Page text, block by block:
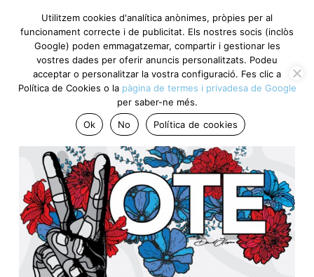
Utilitzem cookies d'analítica anònimes, pròpies per al
funcionament correcte i de publicitat. Els nostres socis (inclòs
Google) poden emmagatzemar, compartir i gestionar les
vostres dades per oferir anuncis personalitzats. Podeu
acceptar o personalitzar la vostra configuració. Fes clic a
Política de Cookies o la pàgina de termes i privadesa de Google
per saber-ne més.
Ok
No Política de cookies